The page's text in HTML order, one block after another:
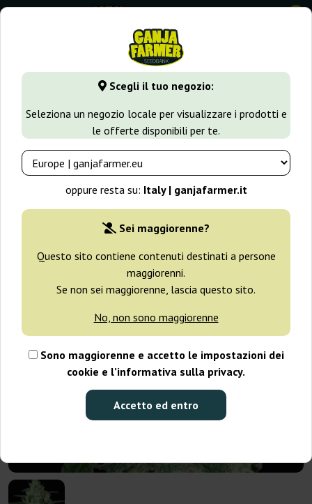
Scegli il tuo negozio:
Seleziona un negozio locale per visualizzare i prodotti e
le offerte disponibili per te.
oppure resta su: Italy | ganjafarmer.it
Sei maggiorenne?
Questo sito contiene contenuti destinati a persone
maggiorenni.
Se non sei maggiorenne, lascia questo sito.
No, non sono maggiorenne
Sono maggiorenne e accetto le impostazioni dei
cookie e l’informativa sulla privacy.
Accetto ed entro
0
GanjaFarmer.it Tipi di Semi Semi Indica Thunder
Samsara